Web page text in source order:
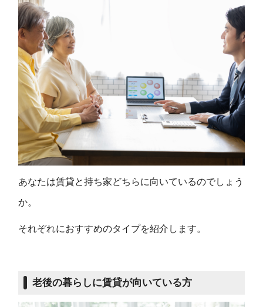
あなたは賃貸と持ち家どちらに向いているのでしょう
か。
それぞれにおすすめのタイプを紹介します。
老後の暮らしに賃貸が向いている方